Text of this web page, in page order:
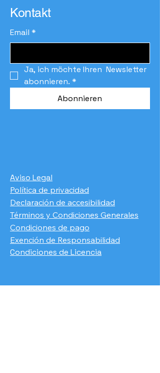
Kontakt
Email *
Ja, ich möchte Ihren  Newsletter
abonnieren. *
Abonnieren
Aviso Legal
Política de privacidad
Declaración de accesibilidad
Términos y Condiciones Generales
Condiciones de pago
​Exención de Responsabilidad
Condiciones de Licencia